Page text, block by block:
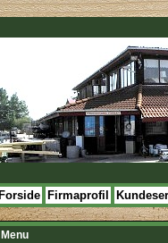
Forside Firmaprofil
Menu